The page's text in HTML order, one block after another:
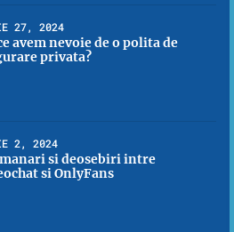
27, 2024
avem nevoie de o polita de
privata?
2, 2024
si deosebiri intre
si OnlyFans